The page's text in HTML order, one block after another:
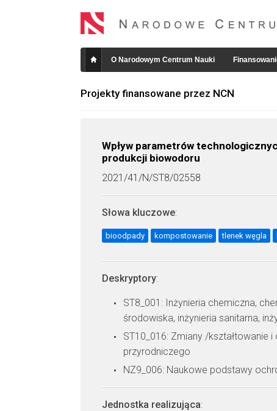
O Narodowym Centrum Nauki
Projekty finansowane przez NCN
Wpływ parametrów
produkcji biowodoru
2021/41/N/ST8/02558
Słowa kluczowe:
bioodpady kompostowanie tlenek węgla
Deskryptory:
ST8_001: Inżynieria chemiczna,
środowiska, inżynieria sanitarna,
ST10_016: Zmiany /kształtowanie
przyrodniczego
NZ9_006: Naukowe podstawy
Jednostka realizująca: